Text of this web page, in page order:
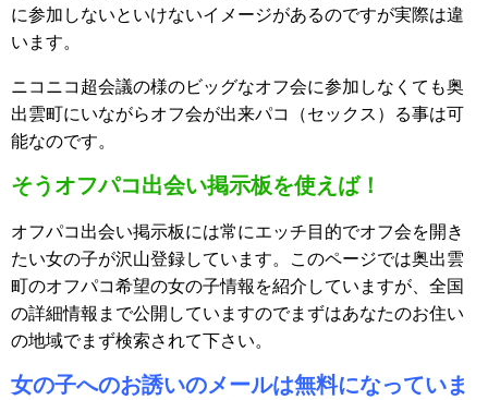
に参加しないといけないイメージがあるのですが実際は違
います。
ニコニコ超会議の様のビッグなオフ会に参加しなくても奥
出雲町にいながらオフ会が出来パコ（セックス）る事は可
能なのです。
そうオフパコ出会い掲示板を使えば！
オフパコ出会い掲示板には常にエッチ目的でオフ会を開き
たい女の子が沢山登録しています。このページでは奥出雲
町のオフパコ希望の女の子情報を紹介していますが、全国
の詳細情報まで公開していますのでまずはあなたのお住い
の地域でまず検索されて下さい。
女の子へのお誘いのメールは無料になっていま